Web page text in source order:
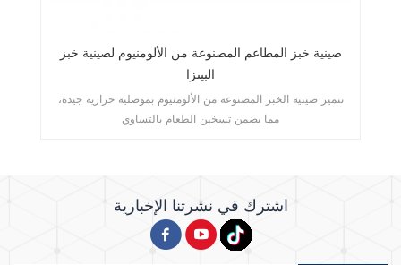
صينية خبز المطاعم المصنوعة من الألومنيوم لصينية خبز
البيتزا
تتميز صينية الخبز المصنوعة من الألومنيوم بموصلية حرارية جيدة،
مما يضمن تسخين الطعام بالتساوي
اشترك في نشرتنا الإخبارية